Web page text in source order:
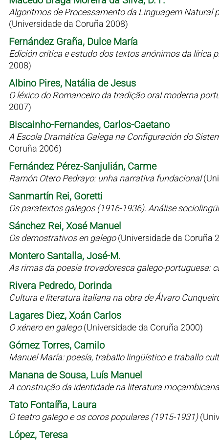
Algoritmos de Processamento da Linguagem Natural
(Universidade da Coruña 2008)
Fernández Graña, Dulce María
Edición crítica e estudo dos textos anónimos da lírica
2008)
Albino Pires, Natália de Jesus
O léxico do Romanceiro da tradição oral moderna
2007)
Biscainho-Fernandes, Carlos-Caetano
A Escola Dramática Galega na Configuración do
Coruña 2006)
Fernández Pérez-Sanjulián, Carme
Ramón Otero Pedrayo: unha narrativa fundacional
Sanmartín Rei, Goretti
Os paratextos galegos (1916-1936). Análise
Sánchez Rei, Xosé Manuel
Os demostrativos en galego(Universidade da Coruña
Montero Santalla, José-M.
As rimas da poesia trovadoresca galego-portuguesa:
Rivera Pedredo, Dorinda
Cultura e literatura italiana na obra de Álvaro
Lagares Diez, Xoán Carlos
O xénero en galego(Universidade da Coruña 2000)
Gómez Torres, Camilo
Manuel María: poesía, traballo lingüístico e traballo
Manana de Sousa, Luís Manuel
A construção da identidade na literatura
Tato Fontaíña, Laura
O teatro galego e os coros populares (1915-1931)
López, Teresa